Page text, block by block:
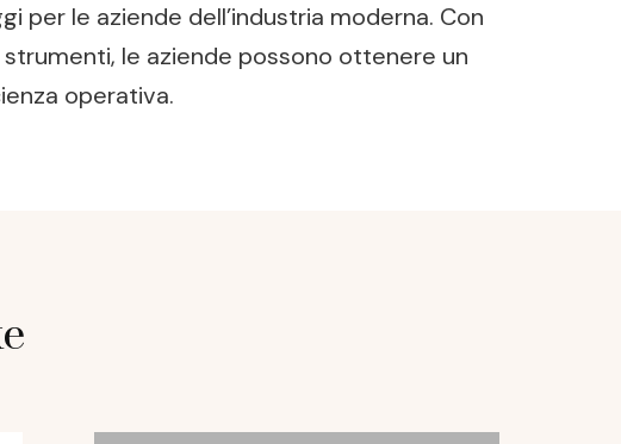
per le aziende dell’industria moderna. Con
le aziende possono ottenere un
operativa.